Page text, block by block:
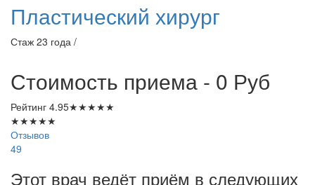
Пластический хирург
Стаж 23 года /
Стоимость приема - 0 Руб
Рейтинг 4.95★★★★★
★★★★★
Отзывов
49
Этот врач ведёт приём в следующих